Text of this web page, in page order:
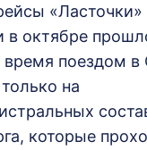
в октябре
время поездом
на
которые